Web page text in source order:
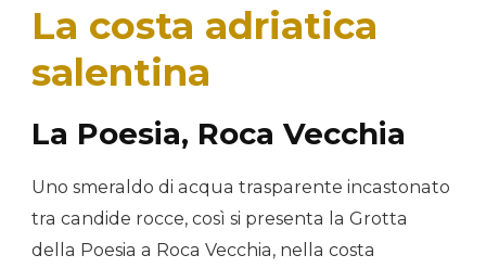
La costa adriatica
salentina
La Poesia, Roca Vecchia
Uno smeraldo di acqua trasparente incastonato
tra candide rocce, così si presenta la Grotta
della Poesia a Roca Vecchia, nella costa